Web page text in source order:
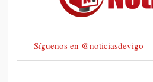
Síguenos en @noticiasdevigo